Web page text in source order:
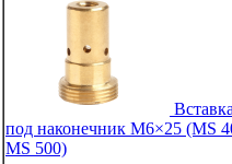
Вставка
под наконечник M6×25 (MS
MS 500)